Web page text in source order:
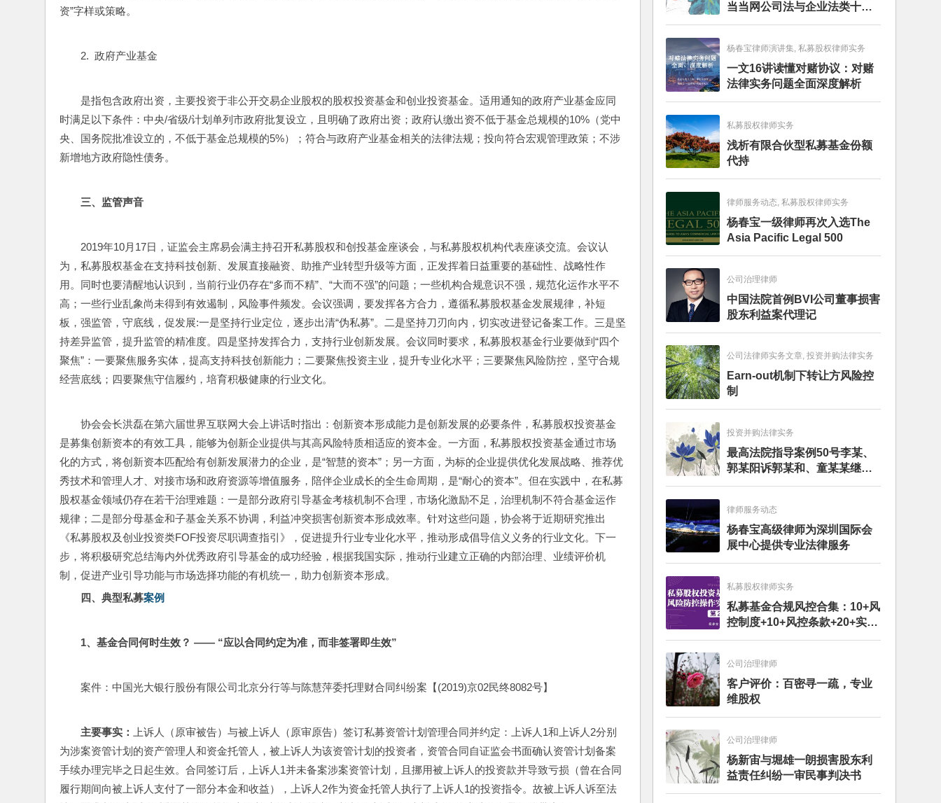
资”字样或策略。
2.  政府产业基金
是指包含政府出资，主要投资于非公开交易企业股权的股权投资基金和创业投资基金。适用通知的政府产业基金应同
时满足以下条件：中央/省级/计划单列市政府批复设立，且明确了政府出资；政府认缴出资不低于基金总规模的10%（党中
央、国务院批准设立的，不低于基金总规模的5%）；符合与政府产业基金相关的法律法规；投向符合宏观管理政策；不涉
新增地方政府隐性债务。
三、 监管声音
2019年10月17日，证监会主席易会满主持召开私募股权和创投基金座谈会，与私募股权机构代表座谈交流。会议认
为，私募股权基金在支持科技创新、发展直接融资、助推产业转型升级等方面，正发挥着日益重要的基础性、战略性作
用。同时也要清醒地认识到，当前行业仍存在“多而不精”、“大而不强”的问题；一些机构合规意识不强，规范化运作水平不
高；一些行业乱象尚未得到有效遏制，风险事件频发。会议强调，要发挥各方合力，遵循私募股权基金发展规律，补短
板，强监管，守底线，促发展:一是坚持行业定位，逐步出清“伪私募”。二是坚持刀刃向内，切实改进登记备案工作。三是坚
持差异监管，提升监管的精准度。四是坚持发挥合力，支持行业创新发展。会议同时要求，私募股权基金行业要做到“四个
聚焦”：一要聚焦服务实体，提高支持科技创新能力；二要聚焦投资主业，提升专业化水平；三要聚焦风险防控，坚守合规
经营底线；四要聚焦守信履约，培育积极健康的行业文化。
协会会长洪磊在第六届世界互联网大会上讲话时指出：创新资本形成能力是创新发展的必要条件，私募股权投资基金
是募集创新资本的有效工具，能够为创新企业提供与其高风险特质相适应的资本金。一方面，私募股权投资基金通过市场
化的方式，将创新资本匹配给有创新发展潜力的企业，是“智慧的资本”；另一方面，为标的企业提供优化发展战略、推荐优
秀技术和管理人才、对接市场和政府资源等增值服务，陪伴企业成长的全生命周期，是“耐心的资本”。但在实践中，在私募
股权基金领域仍存在若干治理难题：一是部分政府引导基金考核机制不合理，市场化激励不足，治理机制不符合基金运作
规律；二是部分母基金和子基金关系不协调，利益冲突损害创新资本形成效率。针对这些问题，协会将于近期研究推出
《私募股权及创业投资类FOF投资尽职调查指引》，促进提升行业专业化水平，推动形成倡导信义义务的行业文化。下一
步，将积极研究总结海内外优秀政府引导基金的成功经验，根据我国实际，推动行业建立正确的内部治理、业绩评价机
制，促进产业引导功能与市场选择功能的有机统一，助力创新资本形成。
四、 典型私募案例
1、基金合同何时生效？ —— “应以合同约定为准，而非签署即生效”
案件：中国光大银行股份有限公司北京分行等与陈慧萍委托理财合同纠纷案【(2019)京02民终8082号】
主要事实：
上诉人（原审被告）与被上诉人（原审原告）签订私募资管计划管理合同并约定：上诉人1和上诉人2分别
为涉案资管计划的资产管理人和资金托管人，被上诉人为该资管计划的投资者，资管合同自证监会书面确认资管计划备案
手续办理完毕之日起生效。合同签订后，上诉人1并未备案涉案资管计划，且挪用被上诉人的投资款并导致亏损（曾在合同
履行期间向被上诉人支付了一部分本金和收益），上诉人2作为资金托管人执行了上诉人1的投资指令。故被上诉人诉至法
当当网公司法与企业法类十大
畅销图书榜
杨春宝律师演讲集, 私募股权律师实务
一文16讲读懂对赌协议：对赌
法律实务问题全面深度解析
私募股权律师实务
浅析有限合伙型私募基金份额
代持
律师服务动态, 私募股权律师实务
杨春宝一级律师再次入选The
Asia Pacific Legal 500
公司治理律师
中国法院首例BVI公司董事损害
股东利益案代理记
公司法律师实务文章, 投资并购法律实务
Earn-out机制下转让方风险控
制
投资并购法律实务
最高法院指导案例50号李某、
郭某阳诉郭某和、童某某继承
纠纷案
律师服务动态
杨春宝高级律师为深圳国际会
展中心提供专业法律服务
私募股权律师实务
私募基金合规风控合集：10+风
控制度+10+风控条款+20+实务
文章+每月动态
公司治理律师
客户评价：百密寻一疏，专业
维股权
公司治理律师
杨新宙与堀雄一朗损害股东利
益责任纠纷一审民事判决书